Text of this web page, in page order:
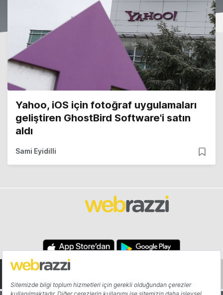
Yahoo, iOS için fotoğraf uygulamaları
geliştiren GhostBird Software'i satın
aldı
Sami Eyidilli